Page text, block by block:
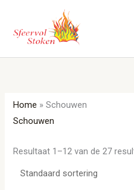
inhoud
Home »Schouwen
Schouwen
Resultaat 1–12 van de 27